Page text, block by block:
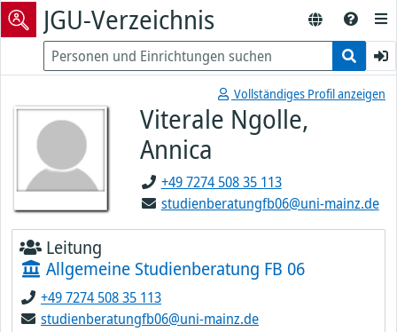
JGU-Verzeichnis
Vollständiges Profil anzeigen
Viterale Ngolle,
Annica
+49 7274 508 35 113
studienberatungfb06@uni-mainz.de
Leitung
Allgemeine Studienberatung FB 06
+49 7274 508 35 113
studienberatungfb06@uni-mainz.de